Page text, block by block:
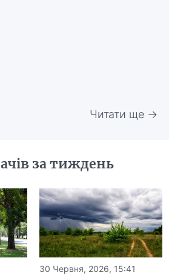
Читати ще →
за тиждень
30 Червня, 2026, 15:41